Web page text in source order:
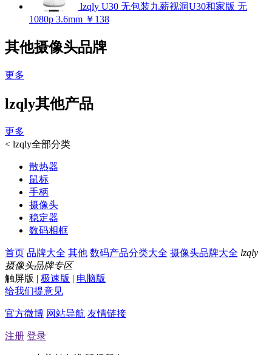
lzqly U30 无包装九薪视洞U30和家版 无
1080p 3.6mm ￥138
其他摄像头品牌
更多
lzqly其他产品
更多
< lzqly全部分类
散热器
鼠标
手柄
摄像头
稳定器
数码相框
首页 品牌大全 其他 数码产品分类大全 摄像头品牌大全 lzqly
摄像头品牌专区
触屏版 | 极速版 | 电脑版
给我们提意见
官方微博 网站导航 友情链接
注册 登录